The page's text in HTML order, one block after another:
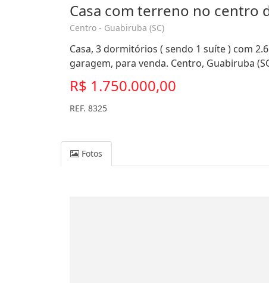
Casa com terreno no centro
Centro - Guabiruba (SC)
Casa, 3 dormitórios ( sendo 1 suíte ) com
garagem, para venda. Centro, Guabiruba
R$ 1.750.000,00
REF. 8325
Fotos